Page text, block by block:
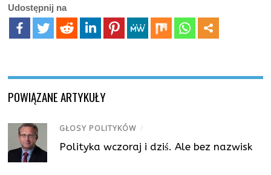
Udostępnij na
POWIĄZANE ARTYKUŁY
GŁOSY POLITYKÓW /
Polityka wczoraj i dziś. Ale bez nazwisk